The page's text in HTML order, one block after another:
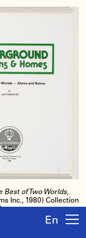
En
Best of Two Worlds,
Inc., 1980) Collection